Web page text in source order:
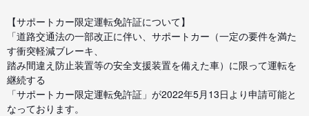
【サポートカー限定運転免許証について】
「道路交通法の一部改正に伴い、サポートカー（一定の要件を満た
す衝突軽減ブレーキ、
踏み間違え防止装置等の安全支援装置を備えた車）に限って運転を
継続する
「サポートカー限定運転免許証」が2022年5月13日より申請可能と
なっております。